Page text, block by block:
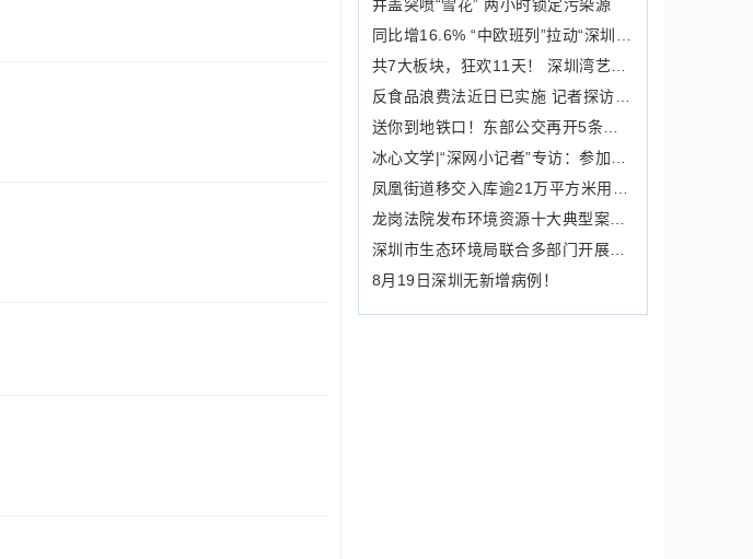
井盖突喷“雪花” 两小时锁定污染源
8月19日深圳无新增病例！